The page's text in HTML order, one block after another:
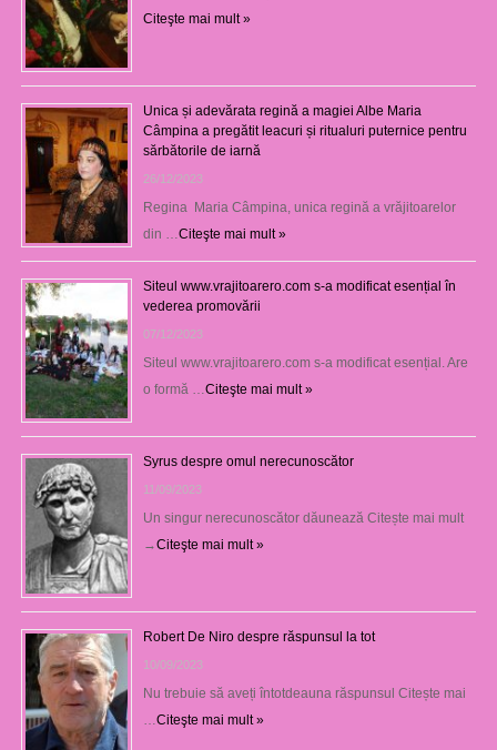
Citeşte mai mult »
Unica și adevărata regină a magiei Albe Maria
Câmpina a pregătit leacuri și ritualuri puternice pentru
sărbătorile de iarnă
26/12/2023
Regina Maria Câmpina, unica regină a vrăjitoarelor
din … Citeşte mai mult »
Siteul www.vrajitoarero.com s-a modificat esențial în
vederea promovării
07/12/2023
Siteul www.vrajitoarero.com s-a modificat esențial. Are
o formă … Citeşte mai mult »
Syrus despre omul nerecunoscător
11/09/2023
Un singur nerecunoscător dăunează Citește mai mult
→Citeşte mai mult »
Robert De Niro despre răspunsul la tot
10/09/2023
Nu trebuie să aveți întotdeauna răspunsul Citește mai
Citeşte mai mult »